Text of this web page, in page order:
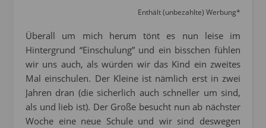
Enthält (unbezahlte) Werbung*
Überall um mich herum tönt es nun leise im
Hintergrund “Einschulung” und ein bisschen fühlen
wir uns auch, als würden wir das Kind ein zweites
Mal einschulen. Der Kleine ist nämlich erst in zwei
Jahren dran (die sicherlich auch schneller um sind,
als und lieb ist). Der Große besucht nun ab nächster
Woche eine neue Schule und wir sind deswegen